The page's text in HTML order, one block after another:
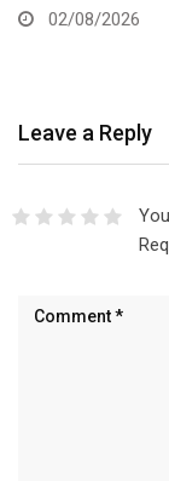
02/08/2026
Leave a Reply